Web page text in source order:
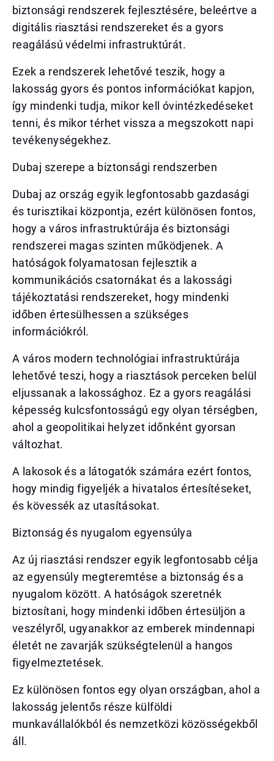
biztonsági rendszerek fejlesztésére, beleértve a
digitális riasztási rendszereket és a gyors
reagálású védelmi infrastruktúrát.
Ezek a rendszerek lehetővé teszik, hogy a
lakosság gyors és pontos információkat kapjon,
így mindenki tudja, mikor kell óvintézkedéseket
tenni, és mikor térhet vissza a megszokott napi
tevékenységekhez.
Dubaj szerepe a biztonsági rendszerben
Dubaj az ország egyik legfontosabb gazdasági
és turisztikai központja, ezért különösen fontos,
hogy a város infrastruktúrája és biztonsági
rendszerei magas szinten működjenek. A
hatóságok folyamatosan fejlesztik a
kommunikációs csatornákat és a lakossági
tájékoztatási rendszereket, hogy mindenki
időben értesülhessen a szükséges
információkról.
A város modern technológiai infrastruktúrája
lehetővé teszi, hogy a riasztások perceken belül
eljussanak a lakossághoz. Ez a gyors reagálási
képesség kulcsfontosságú egy olyan térségben,
ahol a geopolitikai helyzet időnként gyorsan
változhat.
A lakosok és a látogatók számára ezért fontos,
hogy mindig figyeljék a hivatalos értesítéseket,
és kövessék az utasításokat.
Biztonság és nyugalom egyensúlya
Az új riasztási rendszer egyik legfontosabb célja
az egyensúly megteremtése a biztonság és a
nyugalom között. A hatóságok szeretnék
biztosítani, hogy mindenki időben értesüljön a
veszélyről, ugyanakkor az emberek mindennapi
életét ne zavarják szükségtelenül a hangos
figyelmeztetések.
Ez különösen fontos egy olyan országban, ahol a
lakosság jelentős része külföldi
munkavállalókból és nemzetközi közösségekből
áll.